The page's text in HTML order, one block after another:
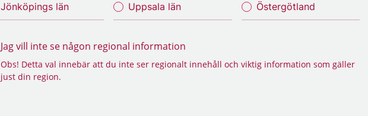
Jönköpings län Uppsala län Östergötland
Jag vill inte se någon regional information
Obs! Detta val innebär att du inte ser regionalt innehåll och viktig information som gäller
just din region.